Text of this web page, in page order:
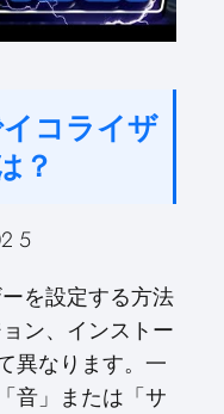
コライザ
？
を設定する方法
ン、インストー
異なります。一
音」または「サ